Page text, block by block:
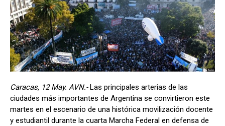
Caracas, 12 May. AVN.- Las principales arterias de las
ciudades más importantes de Argentina se convirtieron este
martes en el escenario de una histórica movilización docente
y estudiantil durante la cuarta Marcha Federal en defensa de